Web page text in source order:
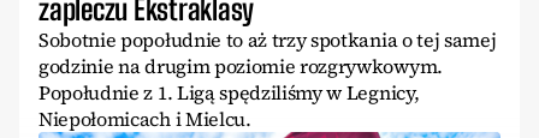
zapleczu Ekstraklasy
Sobotnie popołudnie to aż trzy spotkania o tej samej
godzinie na drugim poziomie rozgrywkowym.
Popołudnie z 1. Ligą spędziliśmy w Legnicy,
Niepołomicach i Mielcu.